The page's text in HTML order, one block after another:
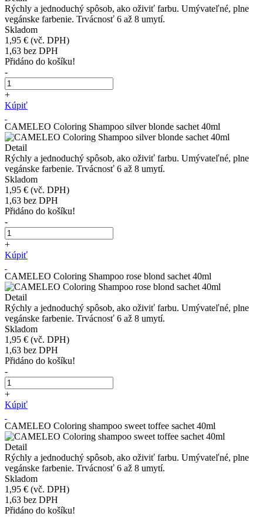
Rýchly a jednoduchý spôsob, ako oživiť farbu. Umývateľné, plne
vegánske farbenie. Trvácnosť 6 až 8 umytí.
Skladom
1,95 € (vč. DPH)
1,63 bez DPH
Přidáno do košíku!
-
+
Kúpiť
CAMELEO Coloring Shampoo silver blonde sachet 40ml
Detail
Rýchly a jednoduchý spôsob, ako oživiť farbu. Umývateľné, plne
vegánske farbenie. Trvácnosť 6 až 8 umytí.
Skladom
1,95 € (vč. DPH)
1,63 bez DPH
Přidáno do košíku!
-
+
Kúpiť
CAMELEO Coloring Shampoo rose blond sachet 40ml
Detail
Rýchly a jednoduchý spôsob, ako oživiť farbu. Umývateľné, plne
vegánske farbenie. Trvácnosť 6 až 8 umytí.
Skladom
1,95 € (vč. DPH)
1,63 bez DPH
Přidáno do košíku!
-
+
Kúpiť
CAMELEO Coloring shampoo sweet toffee sachet 40ml
Detail
Rýchly a jednoduchý spôsob, ako oživiť farbu. Umývateľné, plne
vegánske farbenie. Trvácnosť 6 až 8 umytí.
Skladom
1,95 € (vč. DPH)
1,63 bez DPH
Přidáno do košíku!